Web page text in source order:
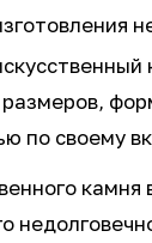
по своему
камня